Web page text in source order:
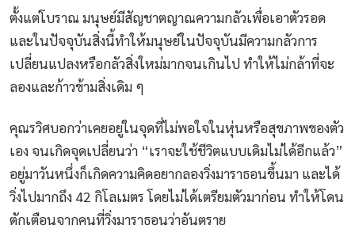
ตั้งแต่โบราณ มนุษย์มีสัญชาตญาณความกลัวเพื่อเอาตัวรอด
และในปัจจุบันสิ่งนี้ทำให้มนุษย์ในปัจจุบันมีความกลัวการ
เปลี่ยนแปลงหรือกลัวสิ่งใหม่มากจนเกินไป ทำให้ไม่กล้าที่จะ
ลองและก้าวข้ามสิ่งเดิม ๆ
คุณรวิศบอกว่าเคยอยู่ในจุดที่ไม่พอใจในหุ่นหรือสุขภาพของตัว
เอง จนเกิดจุดเปลี่ยนว่า “เราจะใช้ชีวิตแบบเดิมไม่ได้อีกแล้ว”
อยู่มาวันหนึ่งก็เกิดความคิดอยากลองวิ่งมาราธอนขึ้นมา และได้
วิ่งไปมากถึง 42 กิโลเมตร โดยไม่ได้เตรียมตัวมาก่อน ทำให้โดน
ตักเตือนจากคนที่วิ่งมาราธอนว่าอันตราย